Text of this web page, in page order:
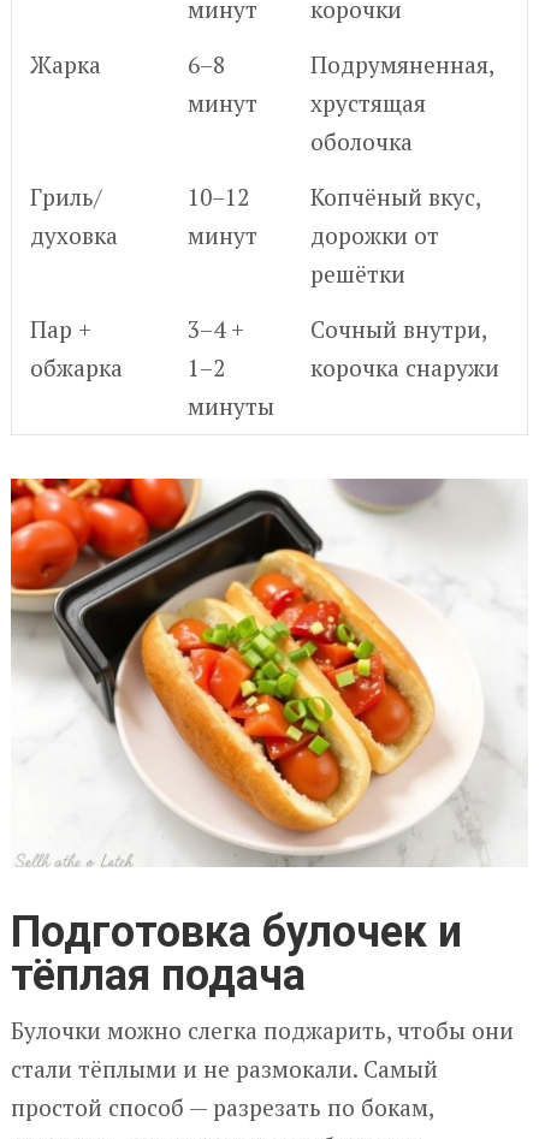
минут
корочки
Жарка
6–8
минут
Подрумяненная,
хрустящая
оболочка
Гриль/
духовка
10–12
минут
Копчёный вкус,
дорожки от
решётки
Пар +
обжарка
3–4 +
1–2
минуты
Сочный внутри,
корочка снаружи
Подготовка булочек и
тёплая подача
Булочки можно слегка поджарить, чтобы они
стали тёплыми и не размокали. Самый
простой способ — разрезать по бокам,